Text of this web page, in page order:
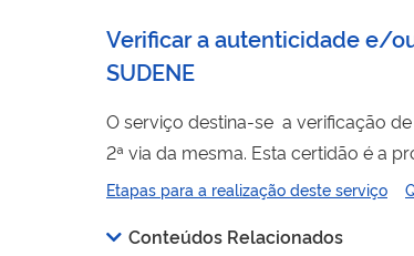
Verificar a autenticidade e/
SUDENE
O serviço destina-se a verificação
2ª via da mesma. Esta certidão
SUDENE, para quaisquer fins,
empresas instaladas na área de
Etapas para a realização deste serviço
Conteúdos Relacionados